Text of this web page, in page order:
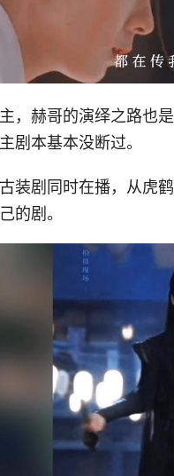
，赫哥的演绎之路也
剧本基本没断过。
装剧同时在播，从虎
的剧。